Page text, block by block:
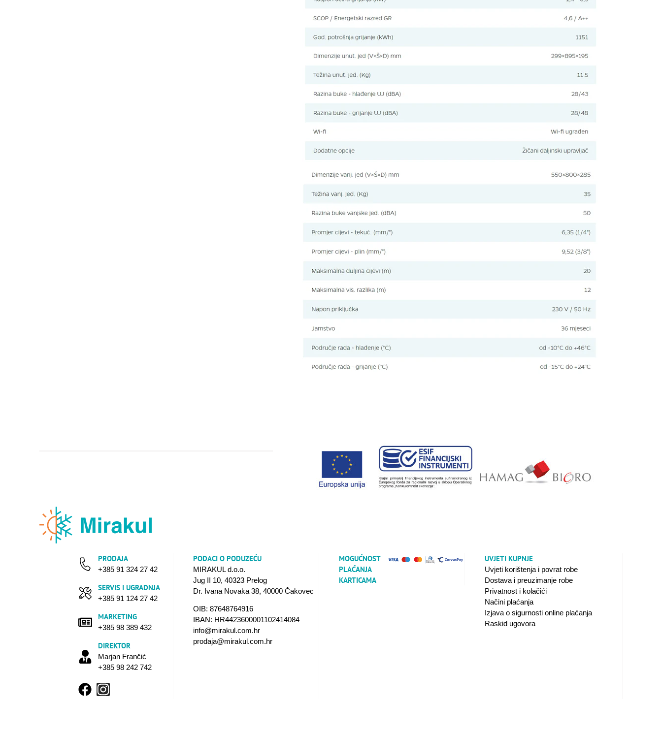
PRODAJA
+385 91 324 27 42
SERVIS I UGRADNJA
+385 91 124 27 42
MARKETING
+385 98 389 432
DIREKTOR
Marjan Frančić
+385 98 242 742
PODACI O PODUZEĆU
MIRAKUL d.o.o.
Jug II 10, 40323 Prelog
Dr. Ivana Novaka 38, 40000 Čakovec
OIB: 87648764916
IBAN: HR4423600001102414084
info@mirakul.com.hr
prodaja@mirakul.com.hr
MOGUĆNOST
PLAĆANJA
KARTICAMA
UVJETI KUPNJE
Uvjeti korištenja i povrat robe
Dostava i preuzimanje robe
Privatnost i kolačići
Načini plaćanja
Izjava o sigurnosti online plaćanja
Raskid ugovora